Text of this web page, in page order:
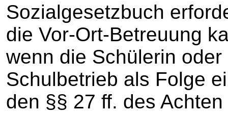
Sozialgesetzbuch
die Vor-Ort-Betreuung
wenn die Schülerin
Schulbetrieb als Folge
den §§ 27 ff. des